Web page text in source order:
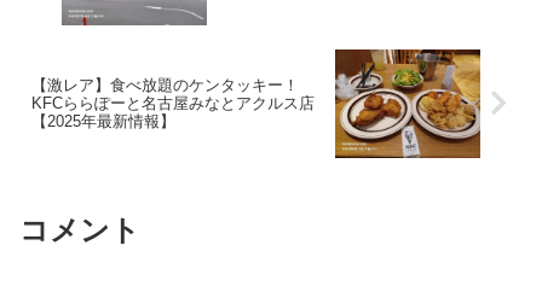
【激レア】食べ放題のケンタッキー！
KFCららぽーと名古屋みなとアクルス店
【2025年最新情報】
コメント